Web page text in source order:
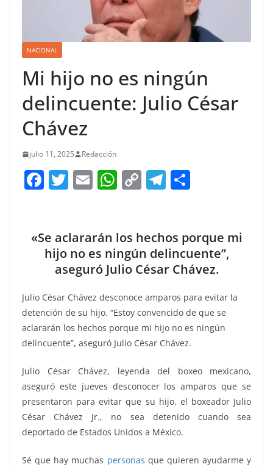
NACIONAL
Mi hijo no es ningún
delincuente: Julio César
Chávez
julio 11, 2025 Redacción
F
e
b
o
k
T
er
E
l
W
s
A
p
p
C
y
Li
n
k
T
gr
a
m
e
«Se aclararán los hechos porque mi
hijo no es ningún delincuente”,
aseguró Julio César Chávez.
Julio César Chávez desconoce amparos para evitar la
detención de su hijo. “Estoy convencido de que se
aclararán los hechos porque mi hijo no es ningún
delincuente”, aseguró Julio César Chávez.
Julio César Chávez, leyenda del boxeo mexicano,
aseguró este jueves desconocer los amparos que se
presentaron para evitar que su hijo, el boxeador Julio
César Chávez Jr., no sea detenido cuando sea
deportado de Estados Unidos a México.
Sé que hay muchas personas que quieren ayudarme y